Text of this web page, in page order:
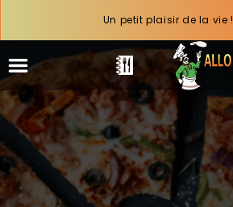
Un petit plaisir de la vie !
ACCUEIL